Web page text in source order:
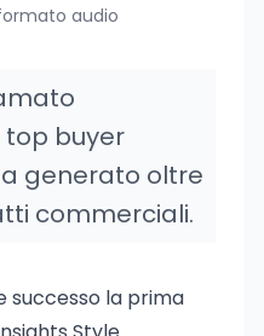
audio
top buyer
generato oltre
commerciali.
successo la prima